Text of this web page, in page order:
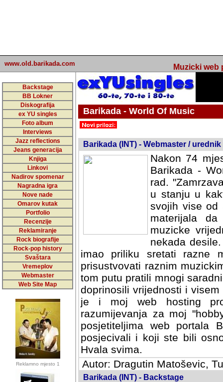
www.old.barikada.com Muzicki web
Backstage
BB Lokner
Diskografija
ex YU singles
Foto album
Interviews
Jazz reflections
Jeans generacija
Knjiga
Linkovi
Nadirov spomenar
Nagradna igra
Nove nade
Omarov kutak
Portfolio
Recenzije
Reklamiranje
Rock biografije
Rock-pop history
Svaštara
Vremeplov
Webmaster
Web Site Map
Reklamno mjesto 1
Barikada - World Of Music
Barikada (INT) - Webmaster / urednik
Nakon 74
Barikada -
rad.
u stanju u
svojih vise od
materijala
muzicke
nekada
imao priliku sretati razne
prisustvovati raznim
tom putu pratili mnogi
doprinosili vrijednosti i
je i moj web hosting
razumijevanja za moj
posjetiteljima web portala
posjecivali i koji ste bili
Hvala svima.
Autor: Dragutin Matoševic,
Barikada (INT) - Backstage